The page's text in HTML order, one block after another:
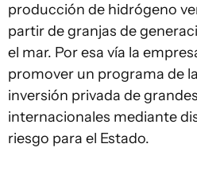
producción de hidrógeno
partir de granjas de
el mar. Por esa vía la
promover un programa de
inversión privada de
internacionales mediante
riesgo para el Estado.